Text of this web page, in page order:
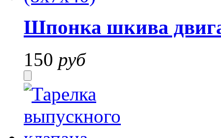
Шпонка шкива
150 руб